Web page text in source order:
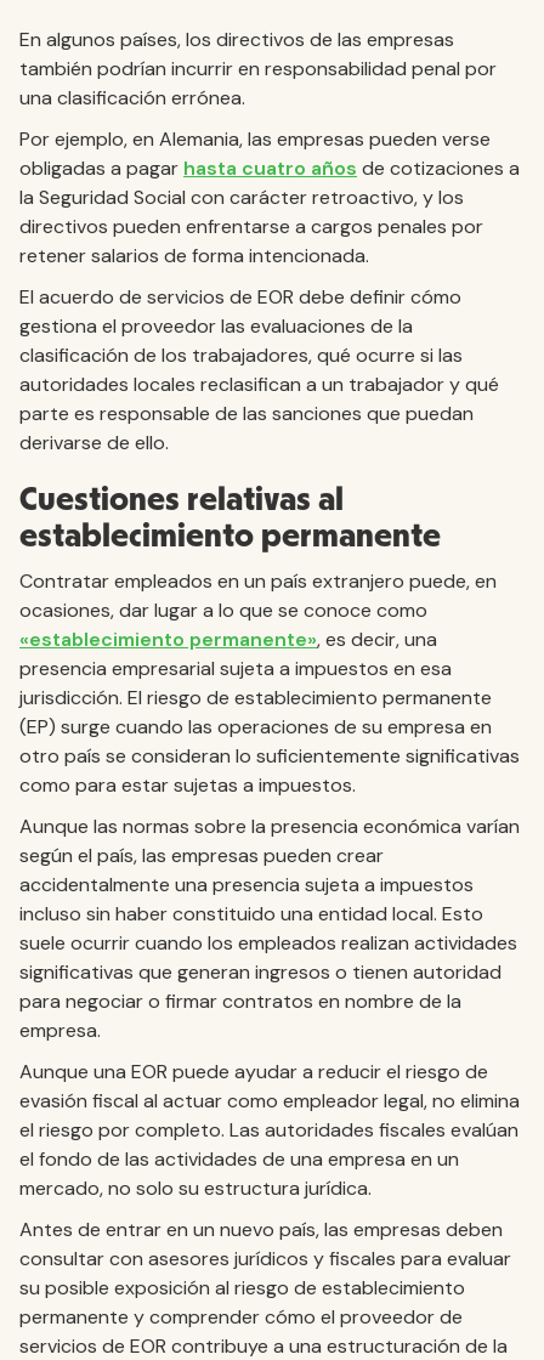
En algunos países, los directivos de las empresas
también podrían incurrir en responsabilidad penal por
una clasificación errónea.
Por ejemplo, en Alemania, las empresas pueden verse
obligadas a pagar hasta cuatro años de cotizaciones a
la Seguridad Social con carácter retroactivo, y los
directivos pueden enfrentarse a cargos penales por
retener salarios de forma intencionada.
El acuerdo de servicios de EOR debe definir cómo
gestiona el proveedor las evaluaciones de la
clasificación de los trabajadores, qué ocurre si las
autoridades locales reclasifican a un trabajador y qué
parte es responsable de las sanciones que puedan
derivarse de ello.
Cuestiones relativas al
establecimiento permanente
Contratar empleados en un país extranjero puede, en
ocasiones, dar lugar a lo que se conoce como
«establecimiento permanente», es decir, una
presencia empresarial sujeta a impuestos en esa
jurisdicción. El riesgo de establecimiento permanente
(EP) surge cuando las operaciones de su empresa en
otro país se consideran lo suficientemente significativas
como para estar sujetas a impuestos.
Aunque las normas sobre la presencia económica varían
según el país, las empresas pueden crear
accidentalmente una presencia sujeta a impuestos
incluso sin haber constituido una entidad local. Esto
suele ocurrir cuando los empleados realizan actividades
significativas que generan ingresos o tienen autoridad
para negociar o firmar contratos en nombre de la
empresa.
Aunque una EOR puede ayudar a reducir el riesgo de
evasión fiscal al actuar como empleador legal, no elimina
el riesgo por completo. Las autoridades fiscales evalúan
el fondo de las actividades de una empresa en un
mercado, no solo su estructura jurídica.
Antes de entrar en un nuevo país, las empresas deben
consultar con asesores jurídicos y fiscales para evaluar
su posible exposición al riesgo de establecimiento
permanente y comprender cómo el proveedor de
servicios de EOR contribuye a una estructuración de la